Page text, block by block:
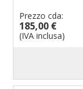
Prezzo cda:
185,00 €
(IVA inclusa)